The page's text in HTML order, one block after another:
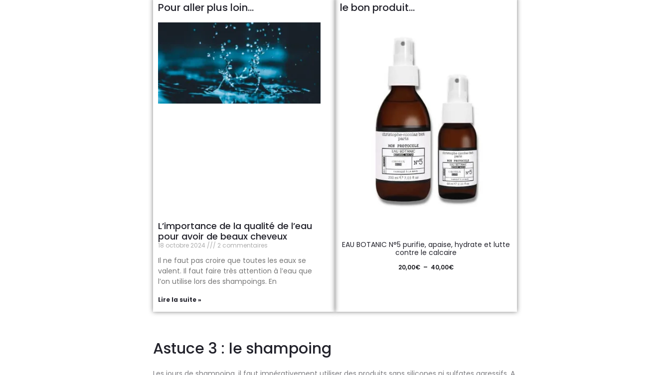
Pour aller plus loin...
L’importance de la qualité de l’eau
pour avoir de beaux cheveux
18 octobre 2024 2 commentaires
Il ne faut pas croire que toutes les eaux se
valent. Il faut faire très attention à l’eau que
l’on utilise lors des shampoings. En
Lire la suite »
le bon produit...
EAU BOTANIC N°5 purifie, apaise, hydrate et lutte
contre le calcaire
20,00€ – 40,00€
Astuce 3 : le shampoing